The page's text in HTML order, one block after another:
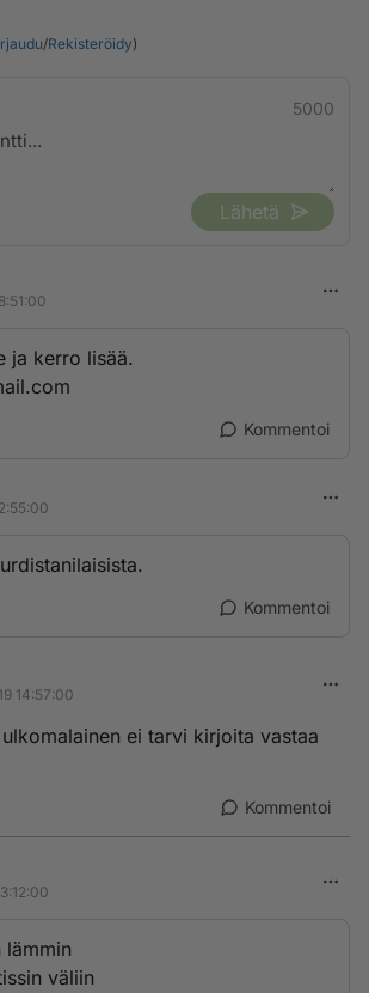
/Rekisteröidy)
5000
Lähetä
ja kerro lisää.
Kommentoi
Kommentoi
14:57:00
ei tarvi kirjoita vastaa
Kommentoi
lämmin
väliin